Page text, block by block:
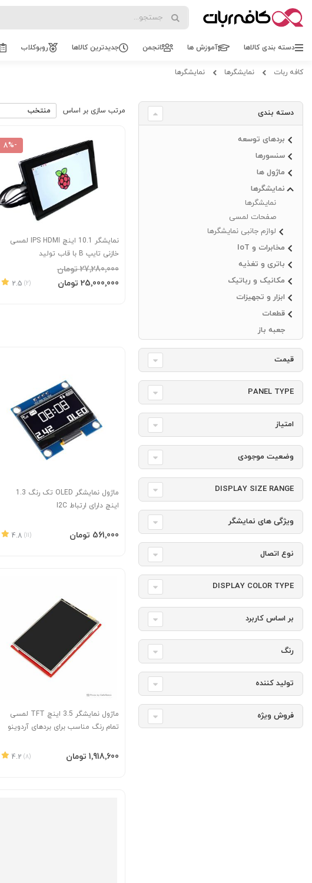
دسته بندی کالاها آموزش ها انجمن جدیدترین کالاها روبوکلاب
کافه ربات نمایشگرها نمایشگرها
مرتب سازی بر اساس
-8%
نمایشگر 10.1 اینچ IPS HDMI لمسی
خازنی تایپ B با قاب تولید
Waveshare
2.5
(2)
‎27٬280٬000 تومان
قیمت
‎25٬000٬000 تومان
افزودن به سبد
ماژول نمایشگر OLED تک رنگ 1.3
اینچ دارای ارتباط I2C
4.8 (11) ‎561٬000 تومان
افزودن به سبد
ماژول نمایشگر 3.5 اینچ TFT لمسی
تمام رنگ مناسب برای بردهای آردوینو
4.2 (8) ‎1٬918٬600 تومان
افزودن به سبد
دسته بندی
بردهای توسعه
سنسورها
ماژول ها
نمایشگرها
نمایشگرها
صفحات لمسی
لوازم جانبی نمایشگرها
مخابرات و IoT
باتری و تغذیه
مکانیک و رباتیک
ابزار و تجهیزات
قطعات
جعبه باز
قیمت
PANEL TYPE
امتیاز
وضعیت موجودی
DISPLAY SIZE RANGE
ویژگی های نمایشگر
نوع اتصال
DISPLAY COLOR TYPE
بر اساس کاربرد
رنگ
تولید کننده
فروش ویژه